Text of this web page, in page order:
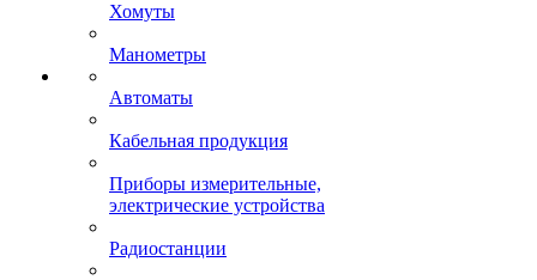
Хомуты
Манометры
Автоматы
Кабельная продукция
Приборы измерительные,
электрические устройства
Радиостанции